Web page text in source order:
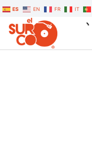
ES EN FR IT